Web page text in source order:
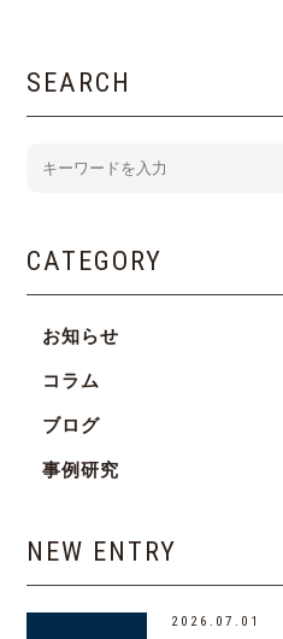
SEARCH
CATEGORY
お知らせ
コラム
ブログ
事例研究
NEW ENTRY
2026.07.01